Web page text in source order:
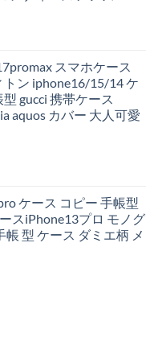
スマホケース
ン iphone16/15/14 ケ
gucci 携帯ケース
aquos カバー 大人可愛
ケース コピー 手帳型
スiPhone13プロ モノグ
型 ケース ダミエ柄 メ